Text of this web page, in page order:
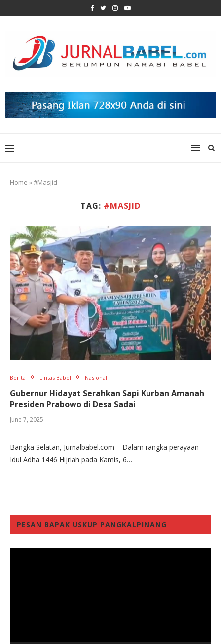
Home »#Masjid
TAG: #MASJID
Berita Lintas Babel Nasional
Gubernur Hidayat Serahkan Sapi Kurban Amanah
Presiden Prabowo di Desa Sadai
June 7, 2025
Bangka Selatan, Jurnalbabel.com – Dalam rangka perayaan
Idul Adha 1446 Hijriah pada Kamis, 6…
PESAN BAPAK USKUP PANGKALPINANG